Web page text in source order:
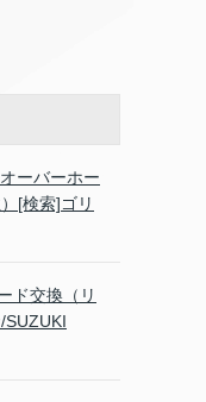
ーバーホー
[検索]ゴリ
ド交換（リ
SUZUKI